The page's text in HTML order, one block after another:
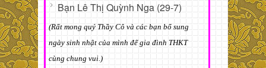
Bạn Lê Thị Quỳnh Nga (29-7)
(Rất mong quý Thầy Cô và các bạn bổ sung
ngày sinh nhật của mình để gia đình THKT
cùng chung vui.)